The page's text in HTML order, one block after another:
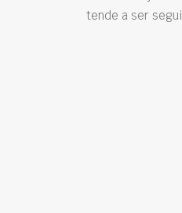
tende a ser